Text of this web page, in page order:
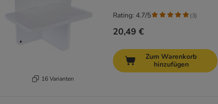
16 Varianten
20,49 €
Rating: 4.7/5 (3)
Zum Warenkorb
hinzufügen